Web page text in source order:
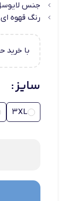
جنس
رنگ قهوه ای
با خرید
سایز
3XL